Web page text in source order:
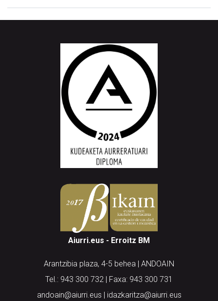
Aiurri.eus - Erroitz BM
Arantzibia plaza, 4-5 behea | ANDOAIN
Tel.: 943 300 732 | Faxa: 943 300 731
andoain@aiurri.eus | idazkaritza@aiurri.eus